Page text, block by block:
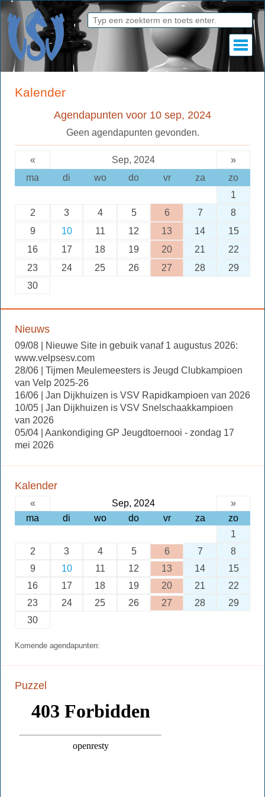
Kalender
Agendapunten voor 10 sep, 2024
Geen agendapunten gevonden.
« Sep, 2024
»
ma
di wo do vr za
zo
1
2
3 4 5 6 7
8
9
10 11 12 13 14
15
16
17 18 19 20 21
22
23
24 25 26 27 28
29
30
Nieuws
09/08 | Nieuwe Site in gebuik vanaf 1 augustus 2026:
www.velpsesv.com
28/06 | Tijmen Meulemeesters is Jeugd Clubkampioen
van Velp 2025-26
16/06 | Jan Dijkhuizen is VSV Rapidkampioen van 2026
10/05 | Jan Dijkhuizen is VSV Snelschaakkampioen
van 2026
05/04 | Aankondiging GP Jeugdtoernooi - zondag 17
mei 2026
Kalender
« Sep, 2024
»
ma
di wo do vr za
zo
1
2
3 4 5 6 7
8
9
10 11 12 13 14
15
16
17 18 19 20 21
22
23
24 25 26 27 28
29
30
Komende agendapunten:
Puzzel